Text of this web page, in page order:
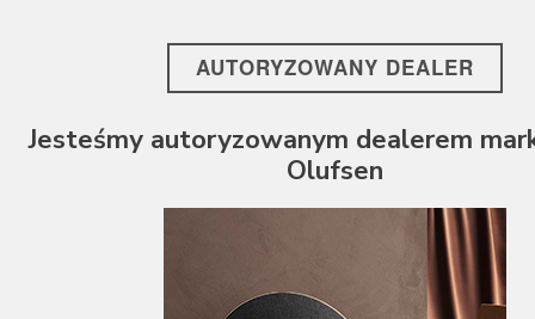
AUTORYZOWANY DEALER
Jesteśmy autoryzowanym dealerem
Olufsen